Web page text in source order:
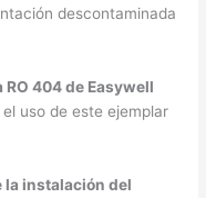
descontaminada
404 de Easywell
uso de este ejemplar
la instalación del